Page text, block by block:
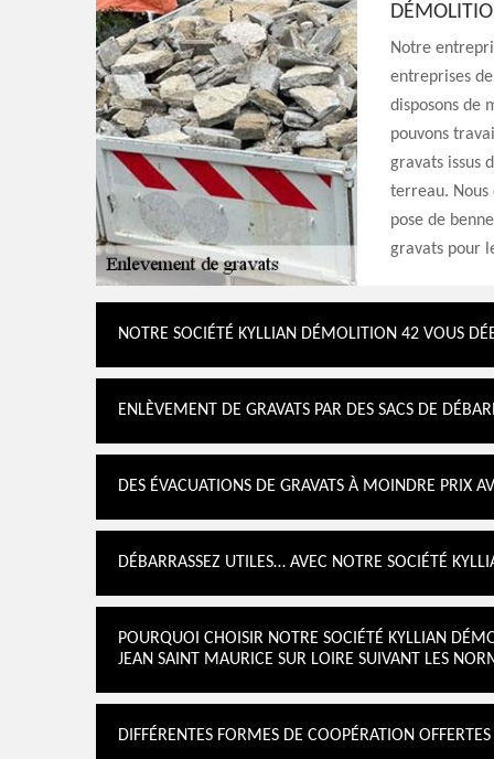
Notre
entreprises
disposons de
pouvons
gravats issus
terreau. Nous
pose de
gravats pour
NOTRE SOCIÉTÉ KYLLIAN DÉMOLITION 42 VOUS
ENLÈVEMENT DE GRAVATS PAR DES SACS DE
DES ÉVACUATIONS DE GRAVATS À MOINDRE PRIX
DÉBARRASSEZ UTILES… AVEC NOTRE SOCIÉTÉ
POURQUOI CHOISIR NOTRE SOCIÉTÉ KYLLIAN
JEAN SAINT MAURICE SUR LOIRE SUIVANT LES
DIFFÉRENTES FORMES DE COOPÉRATION